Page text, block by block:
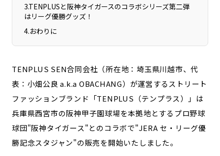
岡山エリア
広島エリア
佐賀エリア
長崎エリア
熊本エリア
大分エリア
宮崎エリア
鹿児島エリア
沖縄エリア
3.TENPLUSと阪神タイガースのコラボシリーズ第二弾
はリーグ優勝グッズ！
4.おわりに
TENPLUS SEN合同会社（所在地：埼玉県川越市、代
表：小畑公良 a.k.a OBACHANG）が運営するストリート
ファッションブランド「TENPLUS（テンプラス）」は
兵庫県西宮市の阪神甲子園球場を本拠地とするプロ野球
球団"阪神タイガース"とのコラボで"JERA セ・リーグ優
勝記念スタジャン"の販売を開始いたしました。